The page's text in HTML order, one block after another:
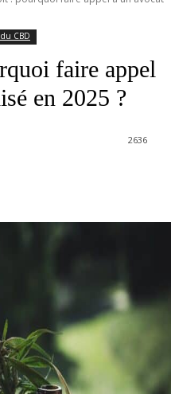
CBD
faire appel
en 2025 ?
2636